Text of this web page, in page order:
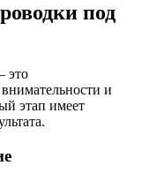
под
это
и
этап имеет